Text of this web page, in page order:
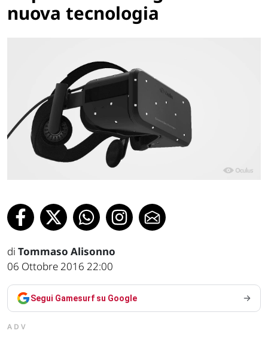
nuova tecnologia
di Tommaso Alisonno
06 Ottobre 2016 22:00
Segui Gamesurf su Google
ADV